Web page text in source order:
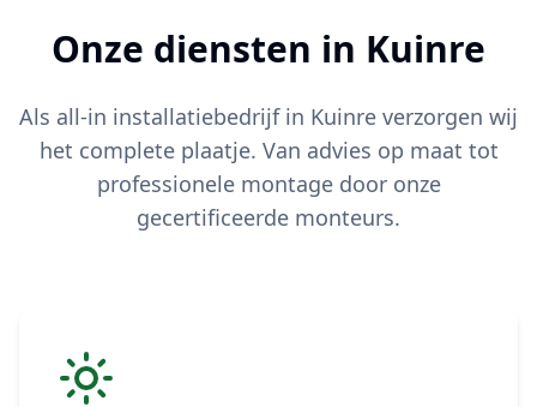
Onze diensten in Kuinre
Als all-in installatiebedrijf in Kuinre verzorgen wij
het complete plaatje. Van advies op maat tot
professionele montage door onze
gecertificeerde monteurs.